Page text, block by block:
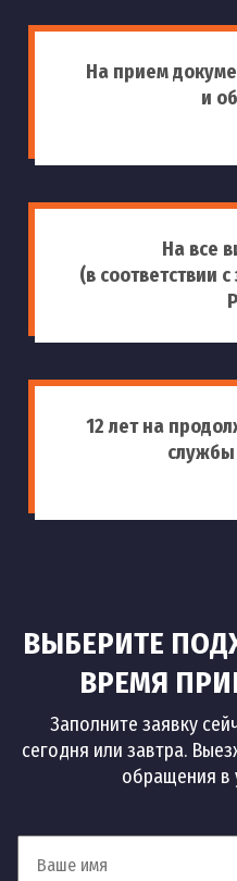
На прием
и
На все
(в соответствии
12 лет на
службы
ВЫБЕРИТЕ
ВРЕМЯ
Заполните заявку
сегодня или завтра.
обращения в